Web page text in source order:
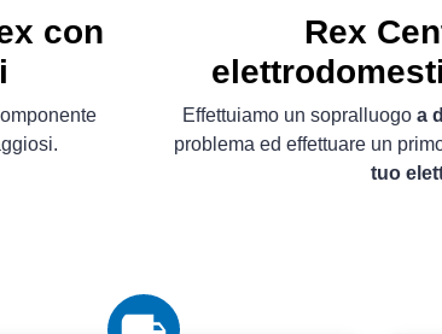
con
Rex
Effettuiamo un sopralluogo a
problema ed effettuare un
tuo